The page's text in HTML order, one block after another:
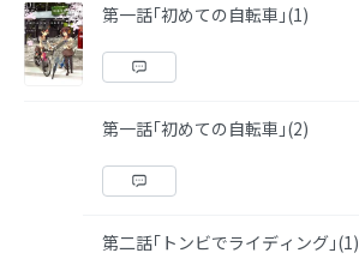
第一話｢初めての自転車｣(1)
第一話｢初めての自転車｣(2)
第二話｢トンビでライディング｣(1)